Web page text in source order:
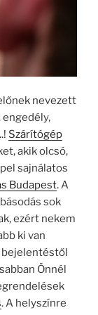
nevezett
engedély,
Szárítógép
akik olcsó,
sajnálatos
Budapest. A
sok
ezért nekem
ki van
bejelentéstől
Önnél
. A helyszínre